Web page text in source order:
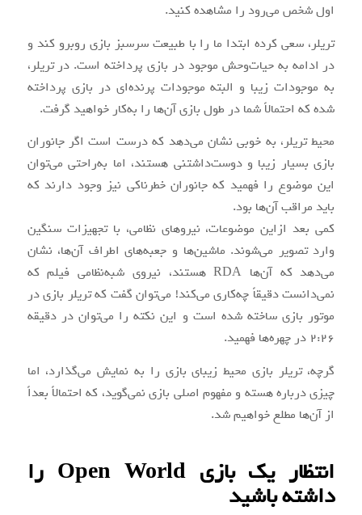
اول شخص می‌رود را مشاهده کنید.
تریلر، سعی کرده ابتدا ما را با طبیعت سرسبز بازی روبرو کند و
در ادامه به حیات‌وحش موجود در بازی پرداخته است. در تریلر،
به موجودات زیبا و البته موجودات پرنده‌ای در بازی پرداخته
شده که احتمالاً شما در طول بازی آن‌ها را به‌کار خواهید گرفت.
محیط تریلر، به خوبی نشان می‌دهد که درست است اگر جانوران
بازی بسیار زیبا و دوست‌داشتنی هستند، اما به‌راحتی می‌توان
این موضوع را فهمید که جانوران خطرناکی نیز وجود دارند که
باید مراقب آن‌ها بود.
کمی بعد ازاین موضوعات، نیروهای نظامی، با تجهیزات سنگین
وارد تصویر می‌شوند. ماشین‌ها و جعبه‌های اطراف آن‌ها، نشان
می‌دهد که آن‌ها RDA هستند، نیروی شبه‌نظامی فیلم که
نمی‌دانست دقیقاً چه‌کاری می‌کند! می‌توان گفت که تریلر بازی در
موتور بازی ساخته‌ شده است و این نکته را می‌توان در دقیقه
۲:۲۶ در چهره‌ها فهمید.
گرچه، تریلر بازی محیط زیبای بازی را به نمایش می‌گذارد، اما
چیزی درباره هسته و مفهوم اصلی بازی نمی‌گوید، که احتمالاً بعداً
از آن‌ها مطلع خواهیم شد.
انتظار یک بازی Open World را
داشته باشید